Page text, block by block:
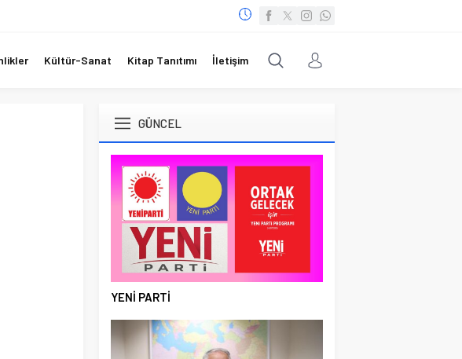
Kültür-Sanat Kitap Tanıtımı İletişim
GÜNCEL
YENİ PARTİ